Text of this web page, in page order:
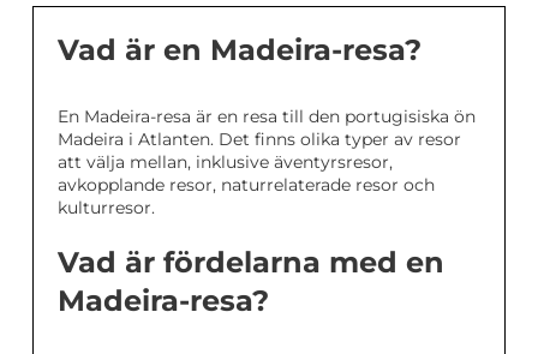
Vad är en Madeira-resa?
En Madeira-resa är en resa till den portugisiska ön
Madeira i Atlanten. Det finns olika typer av resor
att välja mellan, inklusive äventyrsresor,
avkopplande resor, naturrelaterade resor och
kulturresor.
Vad är fördelarna med en
Madeira-resa?